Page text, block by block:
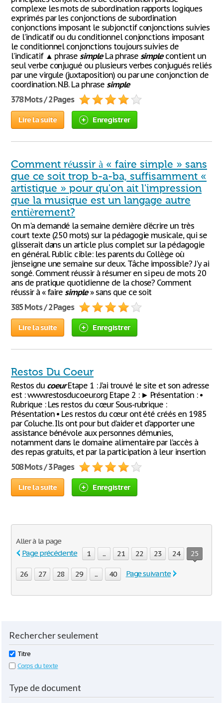
complexe les mots de subordination rapports logiques
exprimés par les conjonctions de subordination
conjonctions imposant le subjonctif conjonctions suivies
de l’indicatif ou du conditionnel conjonctions imposant
le conditionnel conjonctions toujours suivies de
l’indicatif ▲ phrasesimpleLa phrase simplecontient un
seul verbe conjugué ou plusieurs verbes conjugués reliés
par une virgule (juxtaposition) ou par une conjonction de
coordination. N.B. La phrase simple
378 Mots / 2 Pages
Lire la suite Enregistrer
Comment réussir à « faire simple » sans
que ce soit trop b-a-ba, suffisamment «
artistique » pour qu'on ait l'impression
que la musique est un langage autre
entièrement?
On m'a demandé la semaine dernière d'écrire un très
court texte (250 mots) sur la pédagogie musicale, qui se
glisserait dans un article plus complet sur la pédagogie
en général. Public cible: les parents du Collège où
j'enseigne une semaine sur deux. Tâche impossible? J'y ai
songé. Comment réussir à résumer en si peu de mots 20
ans de pratique quotidienne de la chose? Comment
réussir à « fairesimple» sans que ce soit
385 Mots / 2 Pages
Lire la suite Enregistrer
Restos Du Coeur
Restos du coeurEtape 1 : J’ai trouvé le site et son adresse
est : www.restosducoeur.org Etape 2 : ► Présentation : •
Rubrique : Les restos du cœur Sous-rubrique :
Présentation • Les restos du cœur ont été créés en 1985
par Coluche. Ils ont pour but d’aider et d’apporter une
assistance bénévole aux personnes démunies,
notamment dans le domaine alimentaire par l’accès à
des repas gratuits, et par la participation à leur insertion
508 Mots / 3 Pages
Lire la suite Enregistrer
Aller à la page
Page précédente
1 ... 21 22 23 24 25
26 27 28 29 ... 40 Page suivante
Rechercher seulement
Titre
Corps du texte
Type de document